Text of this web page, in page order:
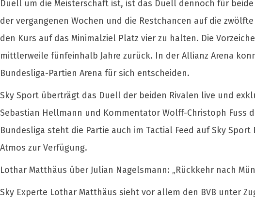
Duell um die Meisterschaft ist, ist das Duell dennoch für
der vergangenen Wochen und die Restchancen auf die
den Kurs auf das Minimalziel Platz vier zu halten. Die
mittlerweile fünfeinhalb Jahre zurück. In der Allianz Arena
Bundesliga-Partien Arena für sich entscheiden.
Sky Sport überträgt das Duell der beiden Rivalen live und
Sebastian Hellmann und Kommentator Wolff-Christoph Fuss
Bundesliga steht die Partie auch im Tactial Feed auf Sky
Atmos zur Verfügung.
Lothar Matthäus über Julian Nagelsmann: „Rückkehr nach
Sky Experte Lothar Matthäus sieht vor allem den BVB unter